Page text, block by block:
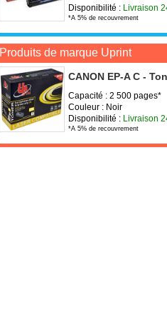
Disponibilité : Livraison
*A 5% de recouvrement
Produits de marque Uprint
CANON EP-A C -
Capacité : 2 500 pages*
Couleur : Noir
Disponibilité : Livraison
*A 5% de recouvrement